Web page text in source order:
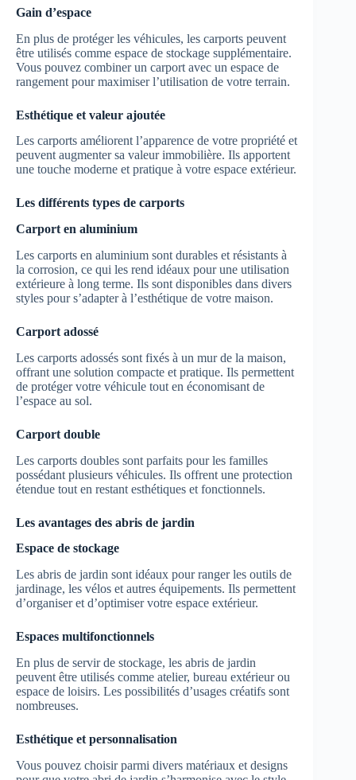
Gain d’espace
En plus de protéger les véhicules, les carports peuvent
être utilisés comme espace de stockage supplémentaire.
Vous pouvez combiner un carport avec un espace de
rangement pour maximiser l’utilisation de votre terrain.
Esthétique et valeur ajoutée
Les carports améliorent l’apparence de votre propriété et
peuvent augmenter sa valeur immobilière. Ils apportent
une touche moderne et pratique à votre espace extérieur.
Les différents types de carports
Carport en aluminium
Les carports en aluminium sont durables et résistants à
la corrosion, ce qui les rend idéaux pour une utilisation
extérieure à long terme. Ils sont disponibles dans divers
styles pour s’adapter à l’esthétique de votre maison.
Carport adossé
Les carports adossés sont fixés à un mur de la maison,
offrant une solution compacte et pratique. Ils permettent
de protéger votre véhicule tout en économisant de
l’espace au sol.
Carport double
Les carports doubles sont parfaits pour les familles
possédant plusieurs véhicules. Ils offrent une protection
étendue tout en restant esthétiques et fonctionnels.
Les avantages des abris de jardin
Espace de stockage
Les abris de jardin sont idéaux pour ranger les outils de
jardinage, les vélos et autres équipements. Ils permettent
d’organiser et d’optimiser votre espace extérieur.
Espaces multifonctionnels
En plus de servir de stockage, les abris de jardin
peuvent être utilisés comme atelier, bureau extérieur ou
espace de loisirs. Les possibilités d’usages créatifs sont
nombreuses.
Esthétique et personnalisation
Vous pouvez choisir parmi divers matériaux et designs